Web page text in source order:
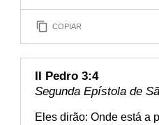
COPIAR
II Pedro 3:4
Segunda Epístola de
Eles dirão: Onde está a